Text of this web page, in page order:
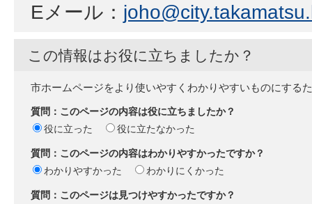
Eメール：
この情報はお役に立ちましたか？
市ホームページをより使いやすくわかりやすいものにする
質問：このページの内容は役に立ちましたか？
役に立った
役に立たなかった
質問：このページの内容はわかりやすかったですか？
わかりやすかった
わかりにくかった
質問：このページは見つけやすかったですか？